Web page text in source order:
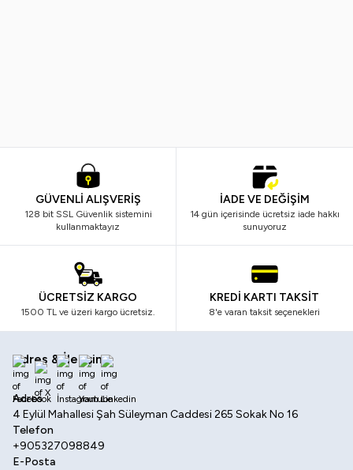
GÜVENLİ ALIŞVERİŞ
128 bit SSL Güvenlik sistemini
kullanmaktayız
İADE VE DEĞİŞİM
14 gün içerisinde ücretsiz iade hakkı
sunuyoruz
ÜCRETSİZ KARGO
1500 TL ve üzeri kargo ücretsiz.
KREDİ KARTI TAKSİT
8'e varan taksit seçenekleri
Adres & İletişim
Adres
4 Eylül Mahallesi Şah Süleyman Caddesi 265 Sokak No 16
Telefon
+905327098849
E-Posta
Facebook
X İnstagram
Youtube